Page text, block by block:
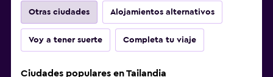
Otras ciudades Alojamientos alternativos
Voy a tener suerte Completa tu viaje
Ciudades populares en Tailandia